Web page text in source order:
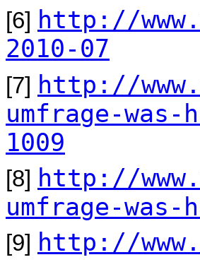
[6] http://
2010-07
[7] http://
umfrage-
1009
[8] http://
umfrage-
[9] http://